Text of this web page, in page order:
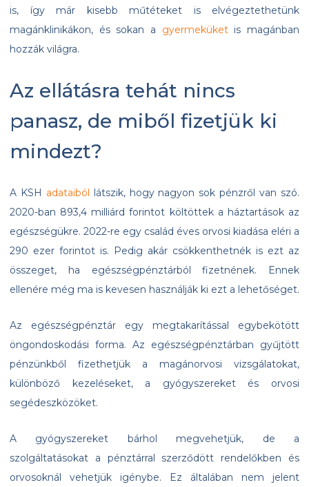
is, így már kisebb műtéteket is elvégeztethetünk
magánklinikákon, és sokan a gyermeküketis magánban
hozzák világra.
Az ellátásra tehát nincs
panasz, de miből fizetjük ki
mindezt?
A KSH adataiból
látszik, hogy nagyon sok pénzről van szó.
2020-ban 893,4 milliárd forintot költöttek a háztartások az
egészségükre. 2022-re egy család éves orvosi kiadása eléri a
290 ezer forintot is. Pedig akár csökkenthetnék is ezt az
összeget, ha egészségpénztárból fizetnének. Ennek
ellenére még ma is kevesen használják ki ezt a lehetőséget.
Az egészségpénztár egy megtakarítással egybekötött
öngondoskodási forma. Az egészségpénztárban gyűjtött
pénzünkből fizethetjük a magánorvosi vizsgálatokat,
különböző kezeléseket, a gyógyszereket és orvosi
segédeszközöket.
A gyógyszereket bárhol megvehetjük, de a
szolgáltatásokat a pénztárral szerződött rendelőkben és
orvosoknál vehetjük igénybe. Ez általában nem jelent